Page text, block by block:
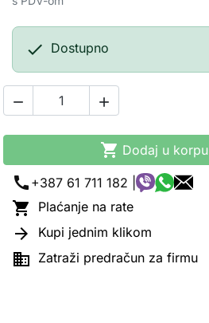
 Dostupno
 
 Dodaj u korpu
call +387 61 711 182 |
 Plaćanje na rate
 Kupi jednim klikom
 Zatraži predračun za firmu